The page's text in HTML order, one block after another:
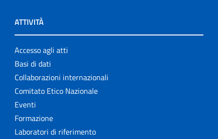
ATTIVITÀ
Accesso agli atti
Basi di dati
Collaborazioni internazionali
Comitato Etico Nazionale
Eventi
Formazione
Laboratori di riferimento